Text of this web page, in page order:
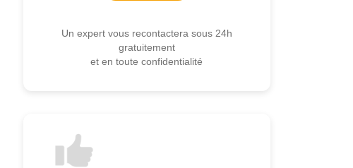
Un expert vous recontactera sous 24h
gratuitement
et en toute confidentialité